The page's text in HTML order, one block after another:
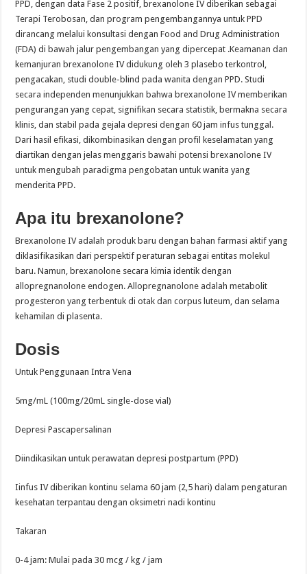
PPD, dengan data Fase 2 positif, brexanolone IV diberikan sebagai
Terapi Terobosan, dan program pengembangannya untuk PPD
dirancang melalui konsultasi dengan Food and Drug Administration
(FDA) di bawah jalur pengembangan yang dipercepat .Keamanan dan
kemanjuran brexanolone IV didukung oleh 3 plasebo terkontrol,
pengacakan, studi double-blind pada wanita dengan PPD. Studi
secara independen menunjukkan bahwa brexanolone IV memberikan
pengurangan yang cepat, signifikan secara statistik, bermakna secara
klinis, dan stabil pada gejala depresi dengan 60 jam infus tunggal.
Dari hasil efikasi, dikombinasikan dengan profil keselamatan yang
diartikan dengan jelas menggaris bawahi potensi brexanolone IV
untuk mengubah paradigma pengobatan untuk wanita yang
menderita PPD.
Apa itu brexanolone?
Brexanolone IV adalah produk baru dengan bahan farmasi aktif yang
diklasifikasikan dari perspektif peraturan sebagai entitas molekul
baru. Namun, brexanolone secara kimia identik dengan
allopregnanolone endogen. Allopregnanolone adalah metabolit
progesteron yang terbentuk di otak dan corpus luteum, dan selama
kehamilan di plasenta.
Dosis
Untuk Penggunaan Intra Vena
5mg/mL (100mg/20mL single-dose vial)
Depresi Pascapersalinan
Diindikasikan untuk perawatan depresi postpartum (PPD)
Iinfus IV diberikan kontinu selama 60 jam (2,5 hari) dalam pengaturan
kesehatan terpantau dengan oksimetri nadi kontinu
Takaran
0-4 jam: Mulai pada 30 mcg / kg / jam